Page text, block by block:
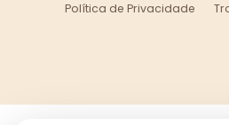
Política de Privacidade